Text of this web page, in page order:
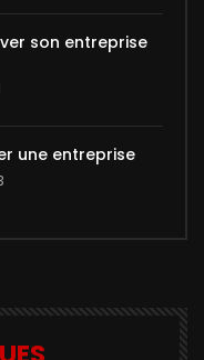
son entreprise
une entreprise